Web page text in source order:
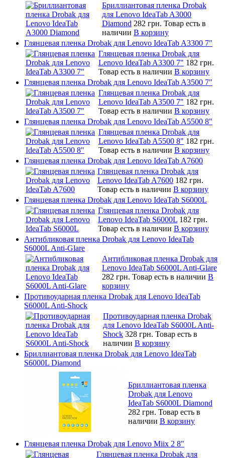
Бриллиантовая пленка Drobak
для Lenovo IdeaTab A3000
Diamond 282 грн. Товар есть в
наличии В корзину
Глянцевая пленка Drobak для Lenovo IdeaTab A3300 7"
Глянцевая пленка Drobak для
Lenovo IdeaTab A3300 7" 182 грн.
Товар есть в наличии В корзину
Глянцевая пленка Drobak для Lenovo IdeaTab A3500 7"
Глянцевая пленка Drobak для
Lenovo IdeaTab A3500 7" 182 грн.
Товар есть в наличии В корзину
Глянцевая пленка Drobak для Lenovo IdeaTab A5500 8"
Глянцевая пленка Drobak для
Lenovo IdeaTab A5500 8" 182 грн.
Товар есть в наличии В корзину
Глянцевая пленка Drobak для Lenovo IdeaTab A7600
Глянцевая пленка Drobak для
Lenovo IdeaTab A7600 182 грн.
Товар есть в наличии В корзину
Глянцевая пленка Drobak для Lenovo IdeaTab S6000L
Глянцевая пленка Drobak для
Lenovo IdeaTab S6000L 182 грн.
Товар есть в наличии В корзину
Антибликовая пленка Drobak для Lenovo IdeaTab
S6000L Anti-Glare
Антибликовая пленка Drobak для
Lenovo IdeaTab S6000L Anti-Glare
282 грн. Товар есть в наличии В
корзину
Противоударная пленка Drobak для Lenovo IdeaTab
S6000L Anti-Shock
Противоударная пленка Drobak
для Lenovo IdeaTab S6000L Anti-
Shock 328 грн. Товар есть в
наличии В корзину
Бриллиантовая пленка Drobak для Lenovo IdeaTab
S6000L Diamond
Бриллиантовая пленка
Drobak для Lenovo
IdeaTab S6000L Diamond
282 грн. Товар есть в
наличии В корзину
Глянцевая пленка Drobak для Lenovo Miix 2 8"
Глянцевая пленка Drobak для